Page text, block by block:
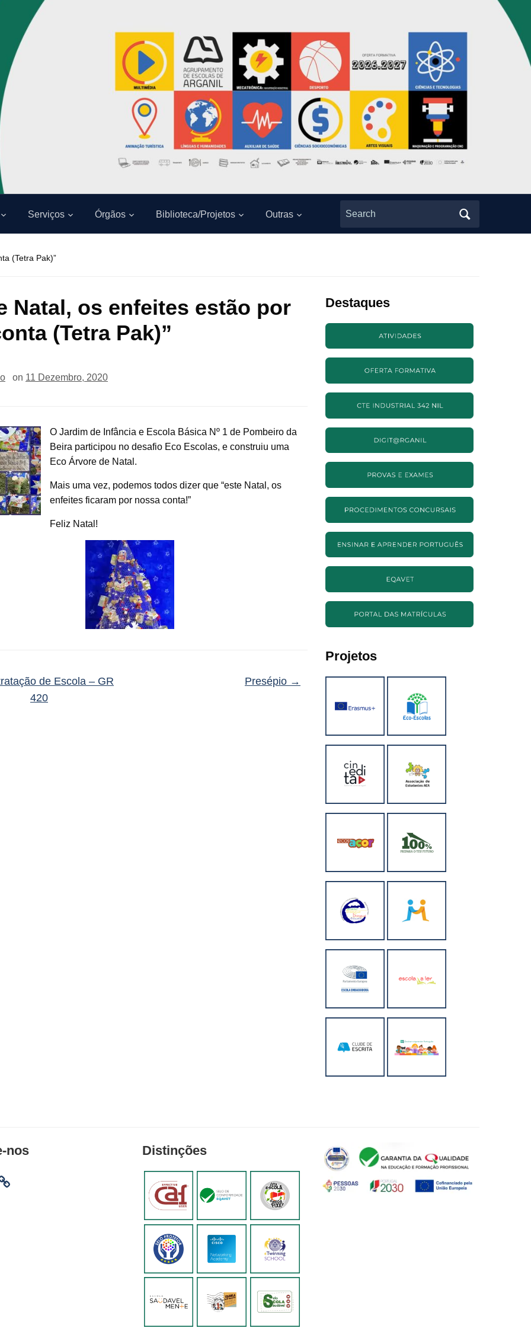
Serviços Órgãos Biblioteca/Projetos Outras
Search
for:
(Tetra Pak)”
Natal, os enfeites estão por
(Tetra Pak)”
on 11 Dezembro, 2020
O Jardim de Infância e Escola Básica Nº 1 de Pombeiro da
Beira participou no desafio Eco Escolas, e construiu uma
Eco Árvore de Natal.
Mais uma vez, podemos todos dizer que “este Natal, os
enfeites ficaram por nossa conta!”
Feliz Natal!
de Escola – GR
420
Presépio →
Destaques
Projetos
nos Distinções